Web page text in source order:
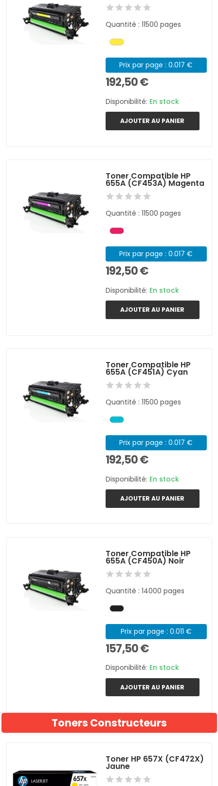
Quantité : 11500 pages
Prix par page : 0.017 €
192,50 €
Disponibilité: En stock
AJOUTER AU PANIER
Toner Compatible HP
655A (CF453A) Magenta
Quantité : 11500 pages
Prix par page : 0.017 €
192,50 €
Disponibilité: En stock
AJOUTER AU PANIER
Toner Compatible HP
655A (CF451A) Cyan
Quantité : 11500 pages
Prix par page : 0.017 €
192,50 €
Disponibilité: En stock
AJOUTER AU PANIER
Toner Compatible HP
655A (CF450A) Noir
Quantité : 14000 pages
Prix par page : 0.011 €
157,50 €
Disponibilité: En stock
AJOUTER AU PANIER
Toners Constructeurs
Toner HP 657X (CF472X)
Jaune